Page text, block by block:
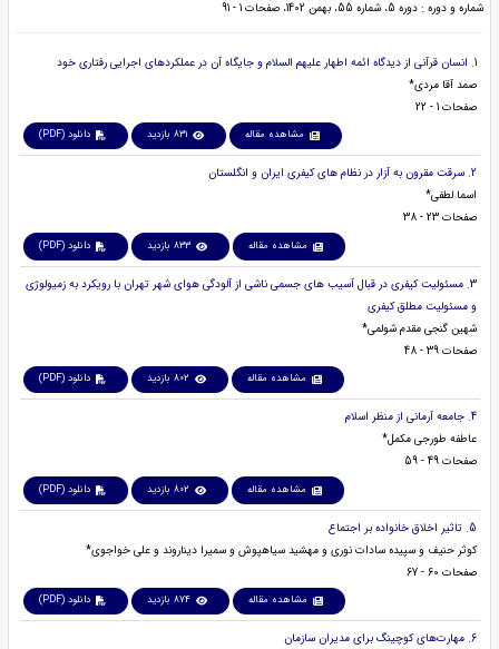
شماره و دوره : دوره 5، شماره 55، بهمن 1402، صفحات 1 - 91
1. انسان قرآنی از دیدگاه ائمه اطهار علیهم السلام و جایگاه آن در عملکردهای اجرایی رفتاری خود
صمد آقا مردی*
صفحات 1 - 22
مشاهده مقاله 831 بازدید دانلود (PDF)
2. سرقت مقرون به آزار در نظام های کیفری ایران و انگلستان
اسما لطفی*
صفحات 23 - 38
مشاهده مقاله 833 بازدید دانلود (PDF)
3. مسئولیت کیفری در قبال آسیب های جسمی ناشی از آلودگی هوای شهر تهران با رویکرد به زمیولوژی
و مسئولیت مطلق کیفری
شهین گنجی مقدم شولمی*
صفحات 39 - 48
مشاهده مقاله 802 بازدید دانلود (PDF)
4. جامعه آرمانی از منظر اسلام
عاطفه طورجی مکمل*
صفحات 49 - 59
مشاهده مقاله 802 بازدید دانلود (PDF)
5. تاثیر اخلاق خانواده بر اجتماع
کوثر حنیف و سپیده سادات نوری و مهشید سیاهپوش و سمیرا دیناروند و علی خواجوی*
صفحات 60 - 67
مشاهده مقاله 874 بازدید دانلود (PDF)
6. مهارت‌های کوچینگ برای مدیران سازمان